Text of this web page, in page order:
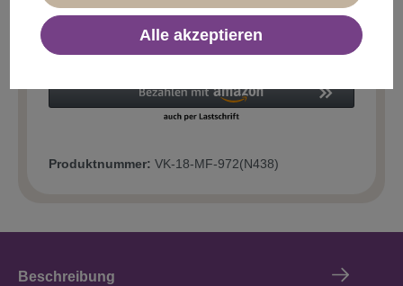
In den Warenkorb
Produktnummer: VK-18-MF-972(N438)
Beschreibung
Alle akzeptieren